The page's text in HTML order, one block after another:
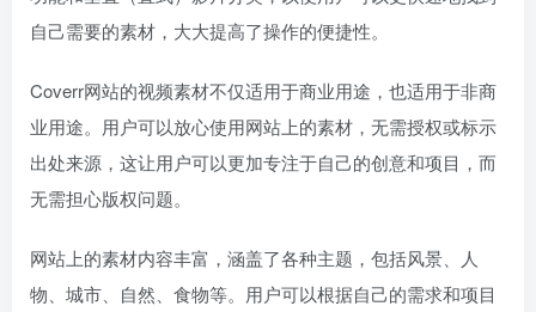
自己需要的素材，大大提高了操作的便捷性。
Coverr网站的视频素材不仅适用于商业用途，也适用于非商
业用途。用户可以放心使用网站上的素材，无需授权或标示
出处来源，这让用户可以更加专注于自己的创意和项目，而
无需担心版权问题。
网站上的素材内容丰富，涵盖了各种主题，包括风景、人
物、城市、自然、食物等。用户可以根据自己的需求和项目